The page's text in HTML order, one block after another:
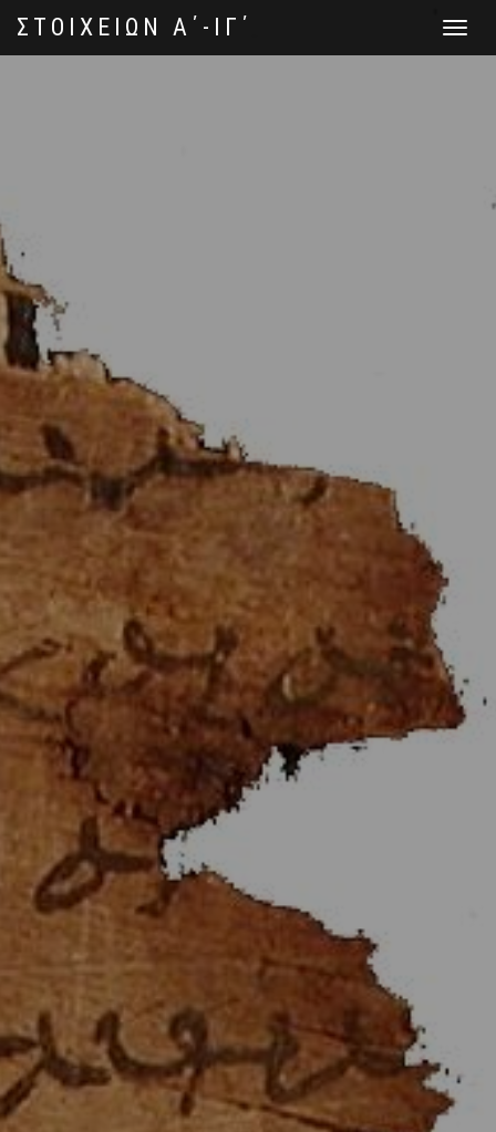
Toggle
ΣΤΟΙΧΕΙΩΝ Α΄-ΙΓ΄